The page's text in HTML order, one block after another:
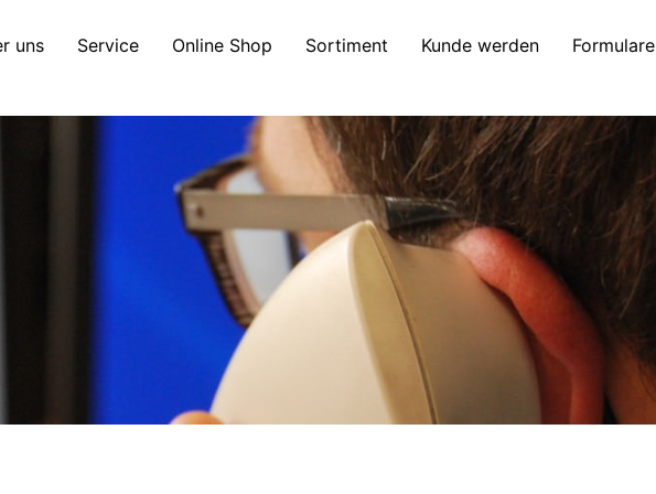
uns Service Online Shop Sortiment Kunde werden Formulare